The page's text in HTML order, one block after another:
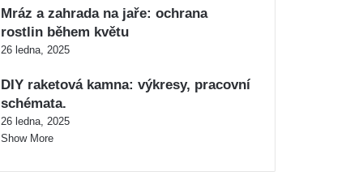
Mráz a zahrada na jaře: ochrana
rostlin během květu
26 ledna, 2025
DIY raketová kamna: výkresy, pracovní
schémata.
26 ledna, 2025
Show More